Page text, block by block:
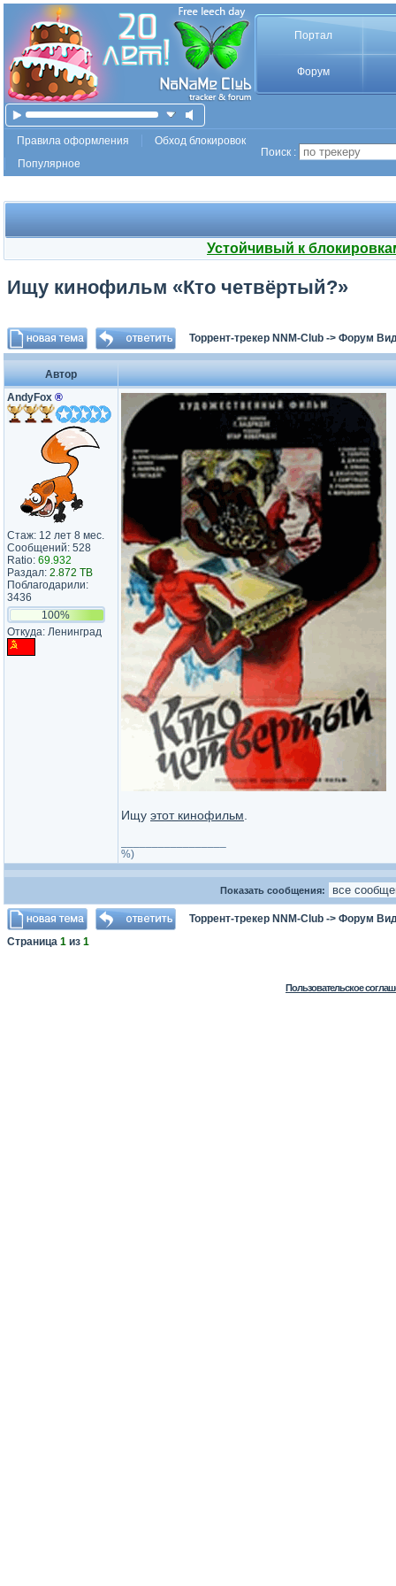
Портал
Форум
Правила оформления
Обход блокировок
Популярное
Поиск :
Устойчивый к
Ищу кинофильм «Кто четвёртый?»
Торрент-трекер NNM-Club -> Форум
Автор
AndyFox ®
Стаж: 12 лет 8 мес.
Сообщений: 528
Ratio: 69.932
Раздал: 2.872 TB
Поблагодарили:
3436
100%
Откуда: Ленинград
Ищу этот кинофильм
%)
Показать сообщения:
Торрент-трекер NNM-Club -> Форум
Страница 1 из 1
Пользовательское